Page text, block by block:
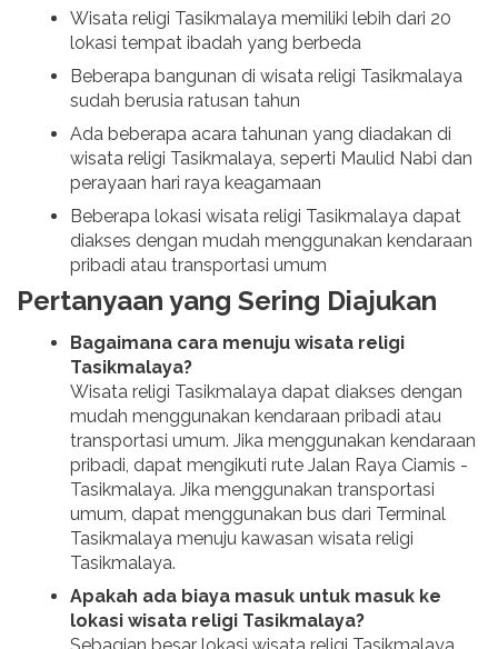
Wisata religi Tasikmalaya memiliki lebih dari 20
lokasi tempat ibadah yang berbeda
Beberapa bangunan di wisata religi Tasikmalaya
sudah berusia ratusan tahun
Ada beberapa acara tahunan yang diadakan di
wisata religi Tasikmalaya, seperti Maulid Nabi dan
perayaan hari raya keagamaan
Beberapa lokasi wisata religi Tasikmalaya dapat
diakses dengan mudah menggunakan kendaraan
pribadi atau transportasi umum
Pertanyaan yang Sering Diajukan
Bagaimana cara menuju wisata religi
Tasikmalaya?
Wisata religi Tasikmalaya dapat diakses dengan
mudah menggunakan kendaraan pribadi atau
transportasi umum. Jika menggunakan kendaraan
pribadi, dapat mengikuti rute Jalan Raya Ciamis -
Tasikmalaya. Jika menggunakan transportasi
umum, dapat menggunakan bus dari Terminal
Tasikmalaya menuju kawasan wisata religi
Tasikmalaya.
Apakah ada biaya masuk untuk masuk ke
lokasi wisata religi Tasikmalaya?